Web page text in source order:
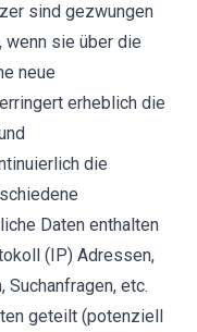
sind gezwungen
wenn sie über die
neue
erheblich die
die
Daten enthalten
(IP) Adressen,
Suchanfragen, etc.
geteilt (potenziell